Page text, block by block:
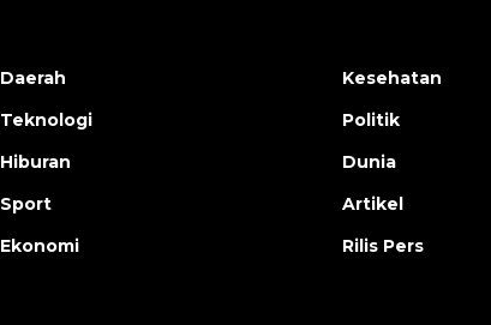
Daerah
Teknologi
Hiburan
Sport
Ekonomi
Kesehatan
Politik
Dunia
Artikel
Rilis Pers